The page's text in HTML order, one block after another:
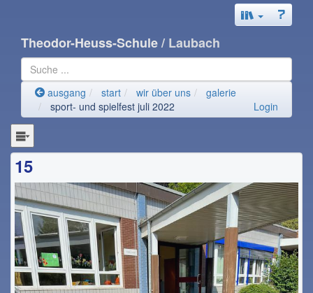
Theodor-Heuss-Schule/ Laubach
ausgang start wir über uns
galerie
sport- und spielfest juli 2022
Login
15